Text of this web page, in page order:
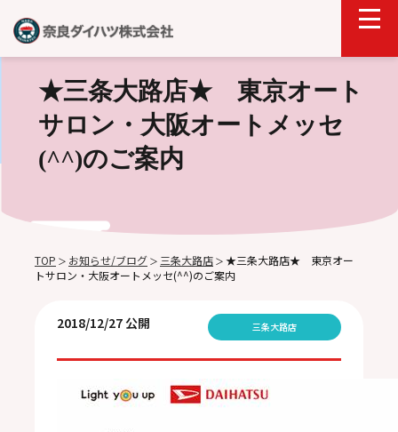
★三条大路店★ 東京オート
サロン・大阪オートメッセ
(^^)のご案内
TOP ＞ お知らせ/ブログ ＞ 三条大路店 ＞ ★三条大路店★ 東京オー
トサロン・大阪オートメッセ(^^)のご案内
2018/12/27 公開 三条大路店